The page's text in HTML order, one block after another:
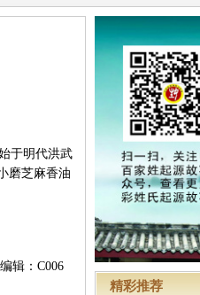
精彩推荐
于明代洪武
磨芝麻香油
辑：C006